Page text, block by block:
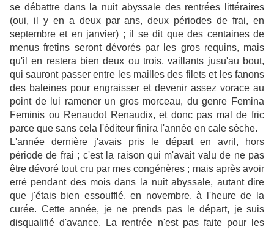
se débattre dans la nuit abyssale des rentrées littéraires
(oui, il y en a deux par ans, deux périodes de frai, en
septembre et en janvier) ; il se dit que des centaines de
menus fretins seront dévorés par les gros requins, mais
qu'il en restera bien deux ou trois, vaillants jusu'au bout,
qui sauront passer entre les mailles des filets et les fanons
des baleines pour engraisser et devenir assez vorace au
point de lui ramener un gros morceau, du genre Femina
Feminis ou Renaudot Renaudix, et donc pas mal de fric
parce que sans cela l'éditeur finira l'année en cale sèche.
L'année dernière j'avais pris le départ en avril, hors
période de frai ; c'est la raison qui m'avait valu de ne pas
être dévoré tout cru par mes congénères ; mais après avoir
erré pendant des mois dans la nuit abyssale, autant dire
que j'étais bien essoufflé, en novembre, à l'heure de la
curée. Cette année, je ne prends pas le départ, je suis
disqualifié d'avance. La rentrée n'est pas faite pour les